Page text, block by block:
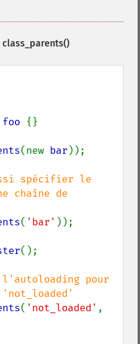
class_parents()
foo {}
(new bar ));
spécifier le
chaîne de
( 'bar' ));
();
pour
( 'not_loaded'